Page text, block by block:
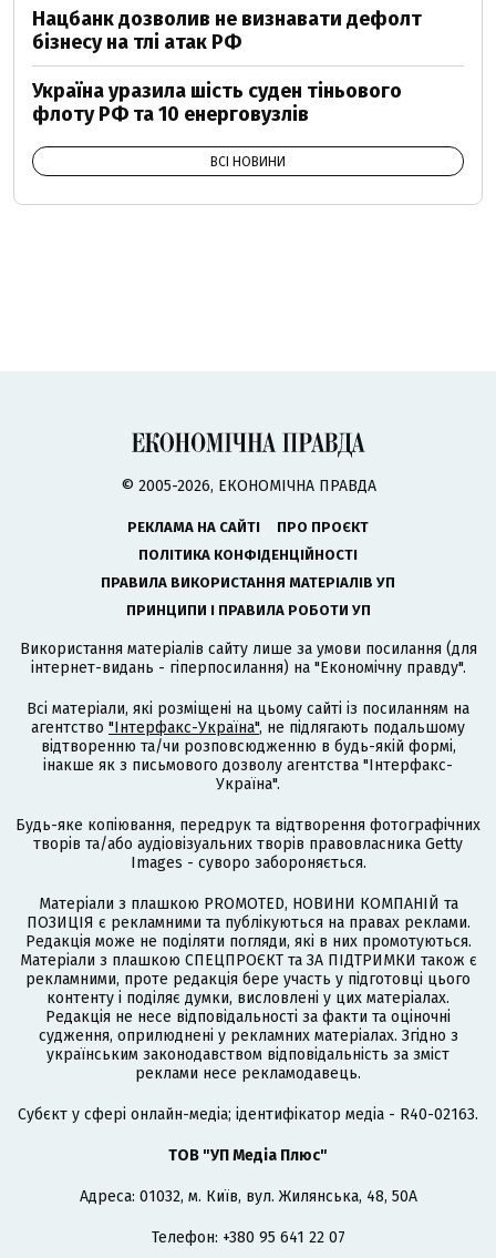
Нацбанк дозволив не визнавати дефолт
бізнесу на тлі атак РФ
Україна уразила шість суден тіньового
флоту РФ та 10 енерговузлів
ВСІ НОВИНИ
© 2005-2026, ЕКОНОМІЧНА ПРАВДА
РЕКЛАМА НА САЙТІ
ПРО ПРОЄКТ
ПОЛІТИКА КОНФІДЕНЦІЙНОСТІ
ПРАВИЛА ВИКОРИСТАННЯ МАТЕРІАЛІВ УП
ПРИНЦИПИ І ПРАВИЛА РОБОТИ УП
Використання матеріалів сайту лише за умови посилання (для
інтернет-видань - гіперпосилання) на "Економічну правду".
Всі матеріали, які розміщені на цьому сайті із посиланням на
агентство "Інтерфакс-Україна", не підлягають подальшому
відтворенню та/чи розповсюдженню в будь-якій формі,
інакше як з письмового дозволу агентства "Інтерфакс-
Україна".
Будь-яке копіювання, передрук та відтворення фотографічних
творів та/або аудіовізуальних творів правовласника Getty
Images - суворо забороняється.
Матеріали з плашкою PROMOTED, НОВИНИ КОМПАНІЙ та
ПОЗИЦІЯ є рекламними та публікуються на правах реклами.
Редакція може не поділяти погляди, які в них промотуються.
Матеріали з плашкою СПЕЦПРОЄКТ та ЗА ПІДТРИМКИ також є
рекламними, проте редакція бере участь у підготовці цього
контенту і поділяє думки, висловлені у цих матеріалах.
Редакція не несе відповідальності за факти та оціночні
судження, оприлюднені у рекламних матеріалах. Згідно з
українським законодавством відповідальність за зміст
реклами несе рекламодавець.
Cубєкт у сфері онлайн-медіа; ідентифікатор медіа - R40-02163.
ТОВ "УП Медіа Плюс"
Адреса: 01032, м. Київ, вул. Жилянська, 48, 50А
Телефон: +380 95 641 22 07